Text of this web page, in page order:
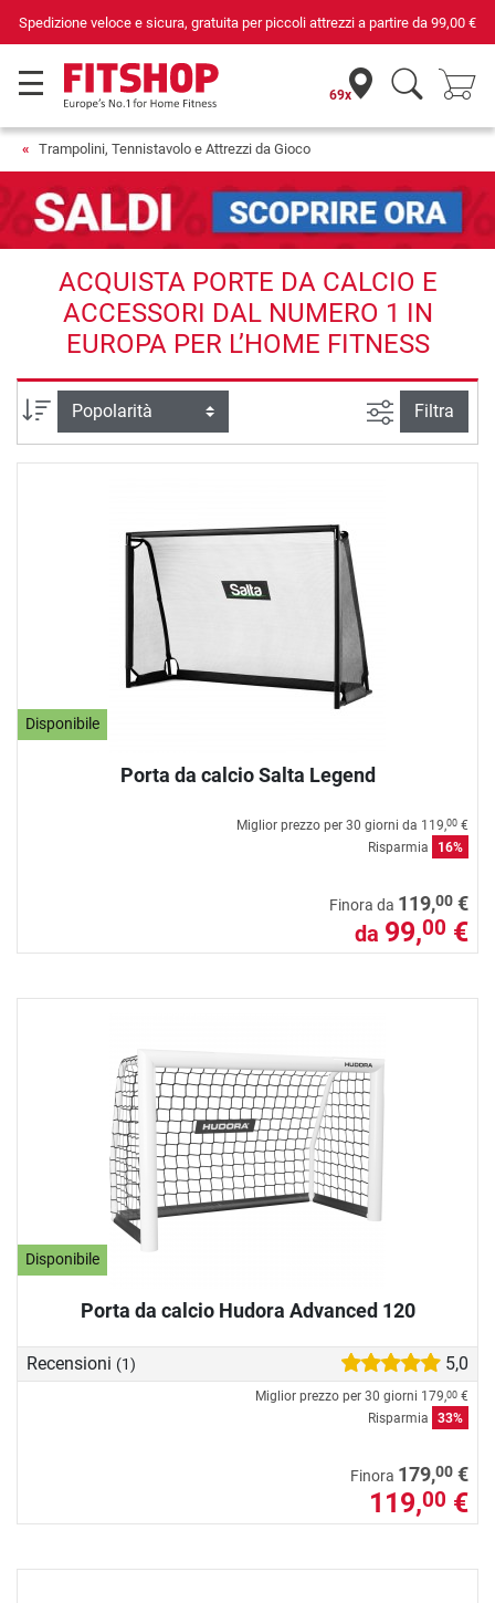
piccoli attrezzi a partire da 99,00 € Da 42 anni i tuoi esperti di
69x
Trampolini, Tennistavolo e Attrezzi da Gioco
ACQUISTA PORTE DA CALCIO E
ACCESSORI DAL NUMERO 1 IN
EUROPA PER L’HOME FITNESS
Ordina per Ricerca
Filtra
Disponibile
Porta da calcio Salta Legend
Miglior prezzo per 30 giorni da 119,00 €
Risparmia
16%
Finora da 119,00 €
da 99,00 €
Disponibile
Porta da calcio Hudora Advanced 120
Recensioni (1) 5,0
Miglior prezzo per 30 giorni 179,00 €
Risparmia
33%
Finora 179,00 €
119,00 €